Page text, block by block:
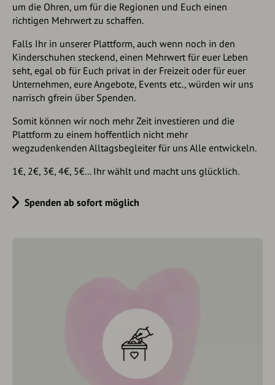
um die Ohren, um für die Regionen und Euch einen
richtigen Mehrwert zu schaffen.
Falls Ihr in unserer Plattform, auch wenn noch in den
Kinderschuhen steckend, einen Mehrwert für euer Leben
seht, egal ob für Euch privat in der Freizeit oder für euer
Unternehmen, eure Angebote, Events etc., würden wir uns
narrisch gfrein über Spenden.
Somit können wir noch mehr Zeit investieren und die
Plattform zu einem hoffentlich nicht mehr
wegzudenkenden Alltagsbegleiter für uns Alle entwickeln.
1€, 2€, 3€, 4€, 5€... Ihr wählt und macht uns glücklich.
Spenden ab sofort möglich